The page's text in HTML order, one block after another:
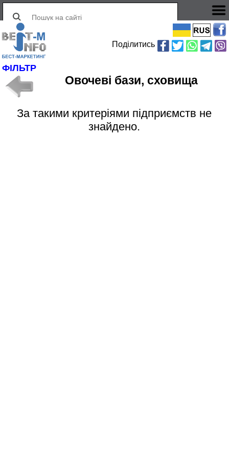
Поділитись
ФІЛЬТР
Овочеві бази, сховища
За такими критеріями підприємств не
знайдено.